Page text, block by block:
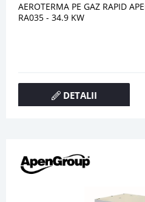
AEROTERMA PE GAZ RAPID
RA035 - 34.9 KW
DETALII